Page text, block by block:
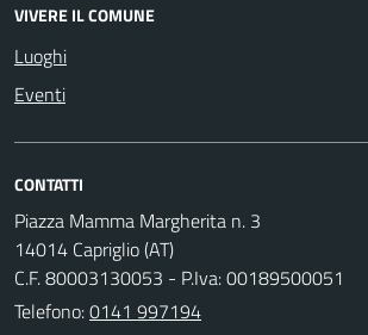
VIVERE IL COMUNE
Luoghi
Eventi
CONTATTI
Piazza Mamma Margherita n. 3
14014 Capriglio (AT)
C.F. 80003130053 - P.Iva: 00189500051
Telefono:0141 997194